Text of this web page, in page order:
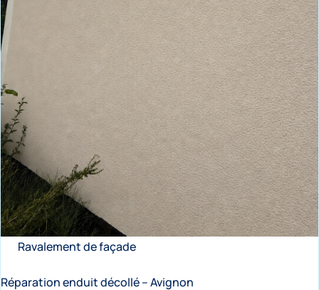
Ravalement de façade
Réparation enduit décollé – Avignon